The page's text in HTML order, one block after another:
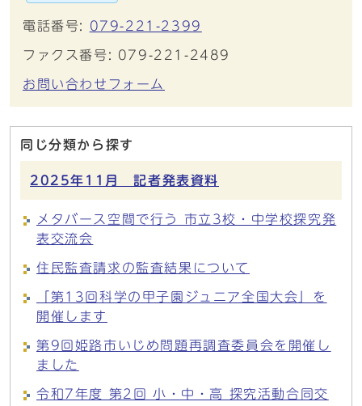
電話番号: 079-221-2399
ファクス番号: 079-221-2489
お問い合わせフォーム
同じ分類から探す
2025年11月 記者発表資料
メタバース空間で行う 市立3校・中学校探究発
表交流会
住民監査請求の監査結果について
「第13回科学の甲子園ジュニア全国大会」を
開催します
第9回姫路市いじめ問題再調査委員会を開催し
ました
令和7年度 第2回 小・中・高 探究活動合同交